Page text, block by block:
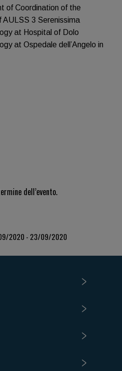
of Coordination of the
AULSS 3 Serenissima
at Hospital of Dolo
at Ospedale dell’Angelo in
dell’evento.
2020 - 23/09/2020